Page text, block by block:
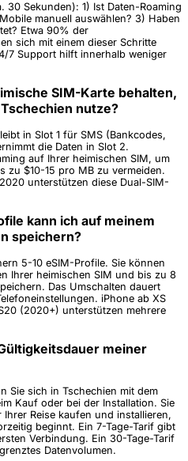
30 Sekunden): 1) Ist Daten-Roaming
manuell auswählen? 3) Haben
Etwa 90% der
sich mit einem dieser Schritte
7 Support hilft innerhalb weniger
SIM-Karte behalten,
nutze?
in Slot 1 für SMS (Bankcodes,
die Daten in Slot 2.
auf Ihrer heimischen SIM, um
zu $10-15 pro MB zu vermeiden.
unterstützen diese Dual-SIM-
kann ich auf meinem
speichern?
5-10 eSIM-Profile. Sie können
Ihrer heimischen SIM und bis zu 8
Das Umschalten dauert
iPhone ab XS
(2020+) unterstützen mehrere
meiner
Sie sich in Tschechien mit dem
Kauf oder bei der Installation. Sie
Reise kaufen und installieren,
beginnt. Ein 7-Tage-Tarif gibt
Verbindung. Ein 30-Tage-Tarif
Datenvolumen.